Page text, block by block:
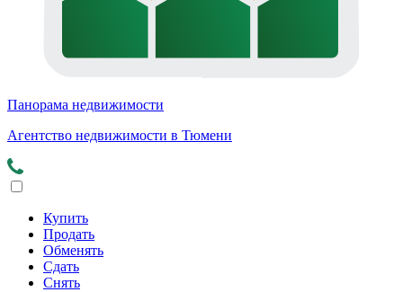
Панорама недвижимости
Агентство недвижимости в Тюмени
Купить
Продать
Обменять
Сдать
Снять